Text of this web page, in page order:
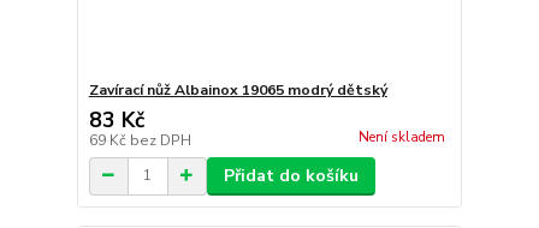
Zavírací nůž Albainox 19065 modrý dětský
83 Kč
69 Kč bez DPH Není skladem
Přidat do košíku